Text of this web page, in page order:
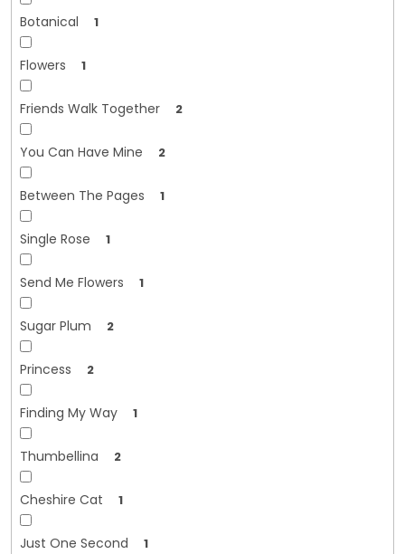
Botanical 1
Flowers 1
Friends Walk Together 2
You Can Have Mine 2
Between The Pages 1
Single Rose 1
Send Me Flowers 1
Sugar Plum 2
Princess 2
Finding My Way 1
Thumbellina 2
Cheshire Cat 1
Just One Second 1